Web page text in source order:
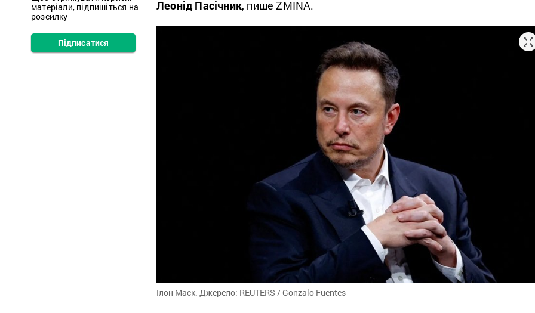
матеріали, підпишіться на
розсилку
Підписатися
Леонід Пасічник, пише ZMINA.
Ілон Маск. Джерело: REUTERS / Gonzalo Fuentes